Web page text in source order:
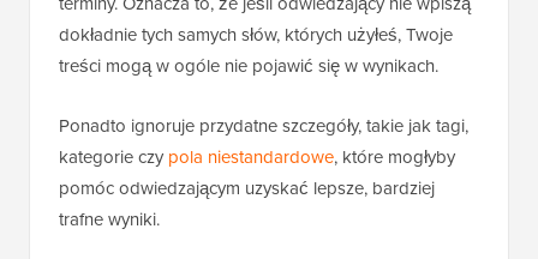
dokładnie tych samych słów, których użyłeś, Twoje
treści mogą w ogóle nie pojawić się w wynikach.
Ponadto ignoruje przydatne szczegóły, takie jak tagi,
kategorie czy pola niestandardowe, które mogłyby
pomóc odwiedzającym uzyskać lepsze, bardziej
trafne wyniki.